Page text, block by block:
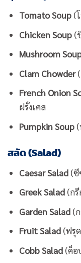
Tomato Soup(
Chicken Soup(
Mushroom
Clam Chowder(
French Onion
ฝรั่งเศส
Pumpkin Soup(
สลัด (Salad)
Caesar Salad(ซี
Greek Salad(กรี
Garden Salad(ก
Fruit Salad(ฟรุต
Cobb Salad(ค็อ